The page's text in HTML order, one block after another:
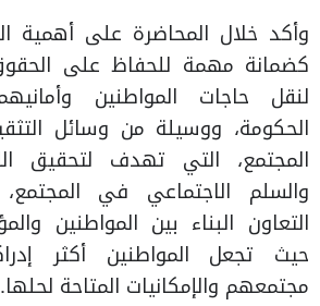
وأكد خلال المحاضرة على أهمية
كضمانة مهمة للحفاظ على
لنقل حاجات المواطنين
الحكومة، ووسيلة من وسائل
المجتمع، التي تهدف لتحقيق
والسلم الاجتماعي في المجتمع،
التعاون البناء بين المواطنين
حيث تجعل المواطنين أكثر
مجتمعهم والإمكانيات المتاحة لحلها.